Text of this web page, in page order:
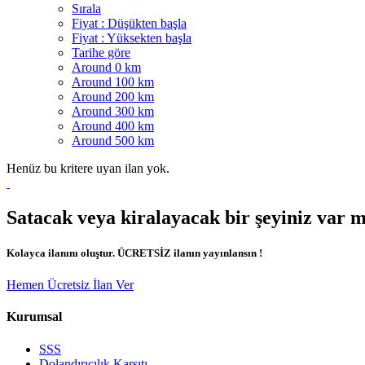
Sırala
Fiyat : Düşükten başla
Fiyat : Yüksekten başla
Tarihe göre
Around 0 km
Around 100 km
Around 200 km
Around 300 km
Around 400 km
Around 500 km
Henüz bu kritere uyan ilan yok.
Satacak veya kiralayacak bir şeyiniz var
Kolayca ilanını oluştur. ÜCRETSİZ ilanın yayınlansın !
Hemen Ücretsiz İlan Ver
Kurumsal
SSS